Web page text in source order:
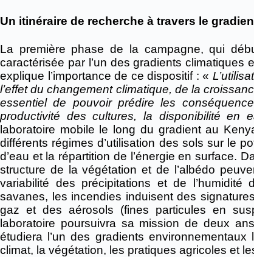
Un itinéraire de recherche à travers le
La première phase de la campagne, qui
caractérisée par l’un des gradients climatiques
explique l’importance de ce dispositif : «
l’effet du changement climatique, de la
essentiel de pouvoir prédire les
productivité des cultures, la disponibilité en
laboratoire mobile le long du gradient au
différents régimes d’utilisation des sols sur le
d’eau et la répartition de l’énergie en surface.
structure de la végétation et de l’albédo
variabilité des précipitations et de
savanes, les incendies induisent des
gaz et des aérosols (fines particules en
laboratoire poursuivra sa mission de deux
étudiera l’un des gradients
climat, la végétation, les pratiques agricoles et